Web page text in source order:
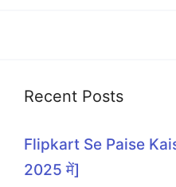
Recent Posts
Flipkart Se Paise
2025 में]